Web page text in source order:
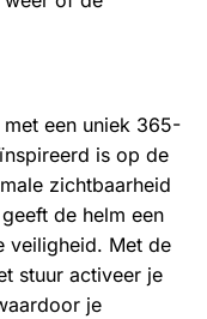
een uniek 365-
is op de
zichtbaarheid
de helm een
veiligheid. Met de
stuur activeer je
je